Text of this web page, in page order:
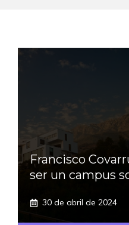
Francisco
ser un campus
30 de abril de 2024